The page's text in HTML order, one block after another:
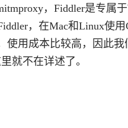
，Fiddler是专属
，在Mac和Linux使
用成本比较高，因此我
就不在详述了。